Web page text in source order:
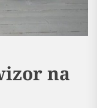
na